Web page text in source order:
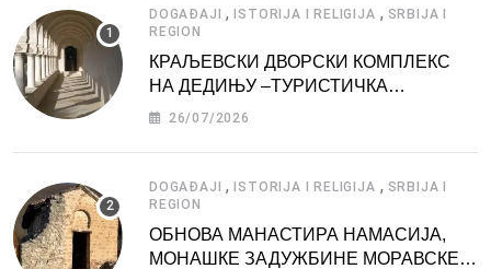
DOGAĐAJI ,ISTORIJA I RELIGIJA , SRBIJA I
REGION
КРАЉЕВСКИ ДВОРСКИ КОМПЛЕКС
НА ДЕДИЊУ –ТУРИСТИЧКА
АТРАКЦИЈА
26/07/2026
DOGAĐAJI ,ISTORIJA I RELIGIJA , SRBIJA I
REGION
ОБНОВА МАНАСТИРА НАМАСИЈА,
МОНАШКЕ ЗАДУЖБИНЕ МОРАВСКЕ